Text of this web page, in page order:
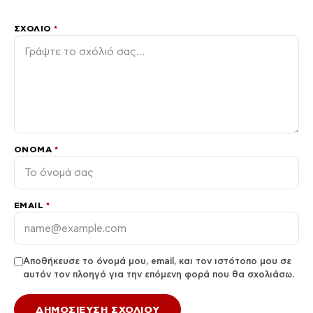
ΣΧΌΛΙΟ*
ΌΝΟΜΑ *
EMAIL *
Αποθήκευσε το όνομά μου, email, και τον ιστότοπο μου σε
αυτόν τον πλοηγό για την επόμενη φορά που θα σχολιάσω.